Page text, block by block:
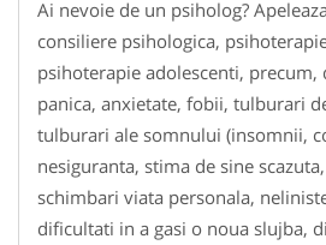
Ai nevoie de un psiholog?
consiliere psihologica,
psihoterapie adolescenti, precum,
panica, anxietate, fobii, tulburari
tulburari ale somnului (insomnii,
nesiguranta, stima de sine
schimbari viata personala,
dificultati in a gasi o noua slujba,